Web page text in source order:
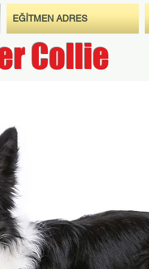
EĞİTMEN ADRES
Collie